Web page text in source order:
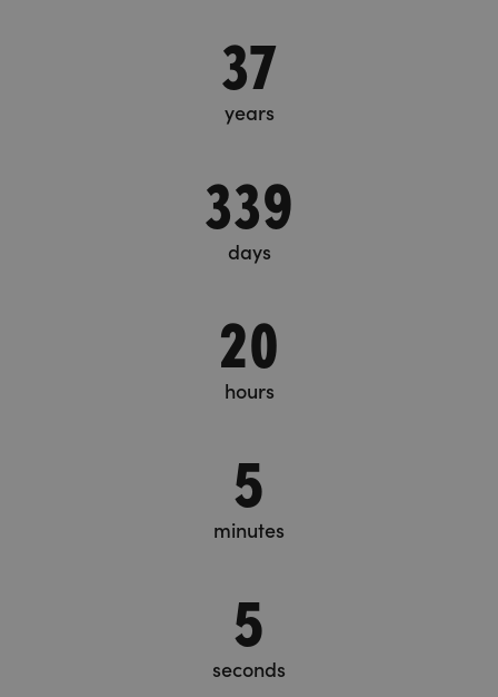
37
years
339
days
20
hours
5
minutes
5
seconds